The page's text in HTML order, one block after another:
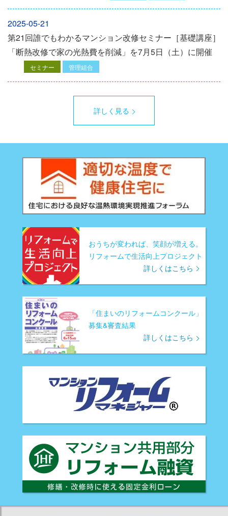
2025-05-21
第21回誰でもわかるマンション改修セミナー［基礎講座］
「断熱改修で家の光熱費を削減」を7月5日（土）に開催
セミナー 管理組合
詳しく見る
おうちが変われば、笑顔が増える。
リフォームで生活向上プロジェクト
詳しくはこちら
「住まいのリフォームコンクール」
募集&審査結果
詳しくはこちら